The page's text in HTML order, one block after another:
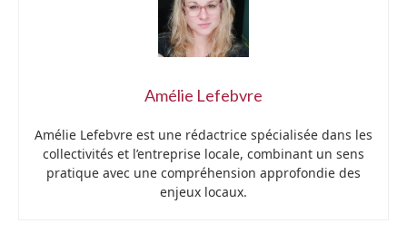
Amélie Lefebvre
Amélie Lefebvre est une rédactrice spécialisée dans les
collectivités et l’entreprise locale, combinant un sens
pratique avec une compréhension approfondie des
enjeux locaux.